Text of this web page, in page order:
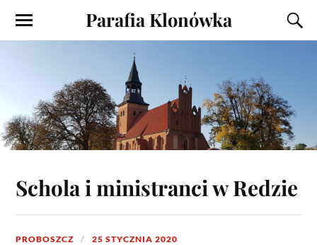
Parafia Klonówka
Schola i ministranci w Redzie
PROBOSZCZ 25 STYCZNIA 2020